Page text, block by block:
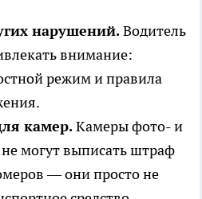
нарушений.Водитель
внимание:
режим и правила
камер.Камеры фото- и
могут выписать штраф
— они просто не